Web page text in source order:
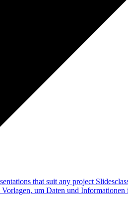
that suit any project
Vorlagen, um Daten und